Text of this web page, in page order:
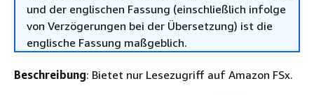
und der englischen Fassung (einschließlich infolge
von Verzögerungen bei der Übersetzung) ist die
englische Fassung maßgeblich.
Beschreibung: Bietet nur Lesezugriff auf Amazon FSx.